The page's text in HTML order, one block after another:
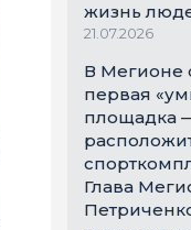
жизнь
21.07.2026
В Мегионе
первая
площадка
Глава